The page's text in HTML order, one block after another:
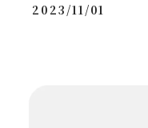
2023/11/01